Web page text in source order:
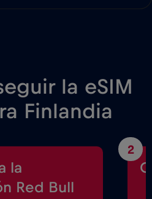
la eSIM
Finlandia
la
Red Bull
2